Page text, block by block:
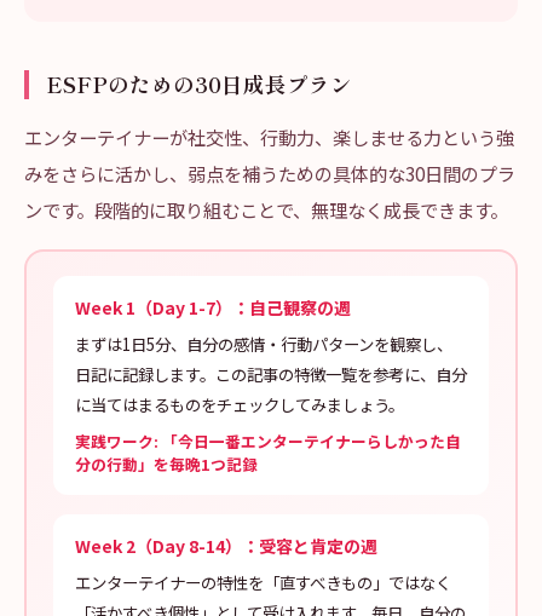
ESFPのための30日成長プラン
エンターテイナーが社交性、行動力、楽しませる力という強
みをさらに活かし、弱点を補うための具体的な30日間のプラ
ンです。段階的に取り組むことで、無理なく成長できます。
Week 1（Day 1-7）：自己観察の週
まずは1日5分、自分の感情・行動パターンを観察し、
日記に記録します。この記事の特徴一覧を参考に、自分
に当てはまるものをチェックしてみましょう。
実践ワーク: 「今日一番エンターテイナーらしかった自
分の行動」を毎晩1つ記録
Week 2（Day 8-14）：受容と肯定の週
エンターテイナーの特性を「直すべきもの」ではなく